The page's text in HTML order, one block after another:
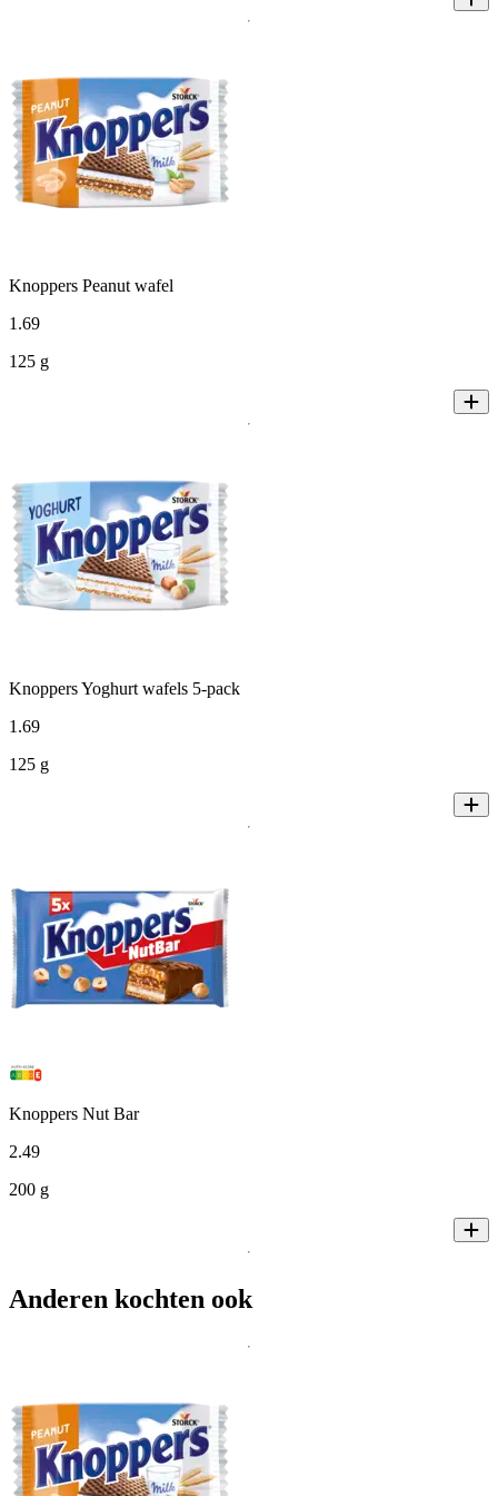
Knoppers Peanut wafel
1 .69
125 g
Knoppers Yoghurt wafels 5-pack
1 .69
125 g
Knoppers Nut Bar
2.49
200 g
Anderen kochten ook